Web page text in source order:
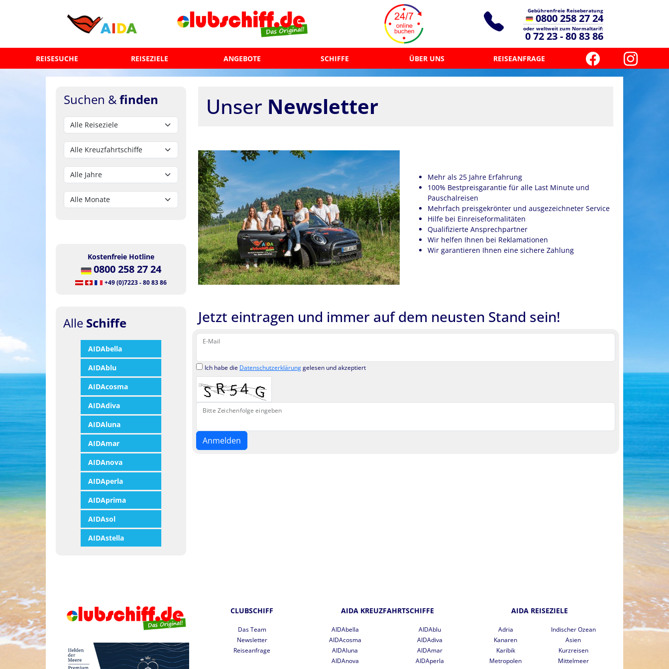
Gebührenfreie Reiseberatung
0800 258 27 24
oder weltweit zum Normaltarif:
0 72 23 - 80 83 86
REISESUCHE REISEZIELE ANGEBOTE SCHIFFE ÜBER UNS REISEANFRAGE
Suchen &finden
Kostenfreie Hotline
0800 258 27 24
+49 (0)7223 - 80 83 86
Alle Schiffe
AIDAbella
AIDAblu
AIDAcosma
AIDAdiva
AIDAluna
AIDAmar
AIDAnova
AIDAperla
AIDAprima
AIDAsol
AIDAstella
Unser Newsletter
Mehr als 25 Jahre Erfahrung
100% Bestpreisgarantie für alle Last Minute und
Pauschalreisen
Mehrfach preisgekrönter und ausgezeichneter Service
Hilfe bei Einreiseformalitäten
Qualifizierte Ansprechpartner
Wir helfen Ihnen bei Reklamationen
Wir garantieren Ihnen eine sichere Zahlung
Jetzt eintragen und immer auf dem neusten Stand sein!
E-Mail
Ich habe die Datenschutzerklärunggelesen und akzeptiert
Bitte Zeichenfolge eingeben
CLUBSCHIFF
Das Team
Newsletter
Reiseanfrage
AIDA KREUZFAHRTSCHIFFE
AIDAbella
AIDAblu
AIDAcosma
AIDAdiva
AIDAluna
AIDAmar
AIDAnova
AIDAperla
AIDA REISEZIELE
Adria
Indischer Ozean
Kanaren
Asien
Karibik
Kurzreisen
Metropolen
Mittelmeer